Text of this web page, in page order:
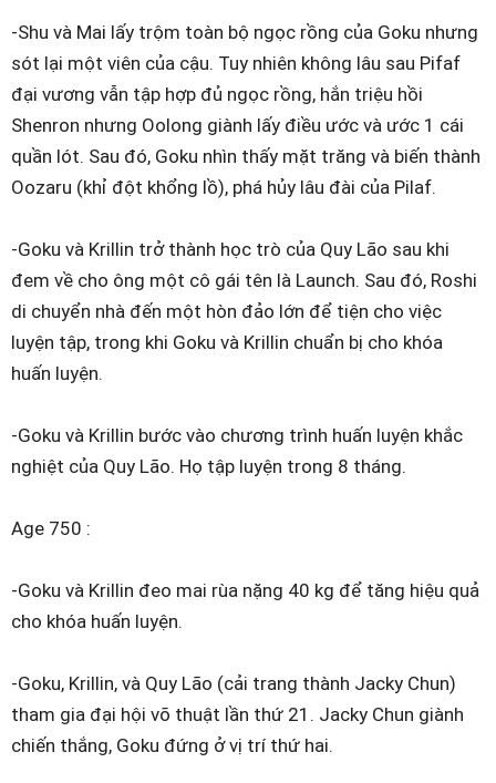
-Shu và Mai lấy trộm toàn bộ ngọc rồng của Goku nhưng
sót lại một viên của cậu. Tuy nhiên không lâu sau Pifaf
đại vương vẫn tập hợp đủ ngọc rồng, hắn triệu hồi
Shenron nhưng Oolong giành lấy điều ước và ước 1 cái
quần lót. Sau đó, Goku nhìn thấy mặt trăng và biến thành
Oozaru (khỉ đột khổng lồ), phá hủy lâu đài của Pilaf.
-Goku và Krillin trở thành học trò của Quy Lão sau khi
đem về cho ông một cô gái tên là Launch. Sau đó, Roshi
di chuyển nhà đến một hòn đảo lớn để tiện cho việc
luyện tập, trong khi Goku và Krillin chuẩn bị cho khóa
huấn luyện.
-Goku và Krillin bước vào chương trình huấn luyện khắc
nghiệt của Quy Lão. Họ tập luyện trong 8 tháng.
Age 750 :
-Goku và Krillin đeo mai rùa nặng 40 kg để tăng hiệu quả
cho khóa huấn luyện.
-Goku, Krillin, và Quy Lão (cải trang thành Jacky Chun)
tham gia đại hội võ thuật lần thứ 21. Jacky Chun giành
chiến thắng, Goku đứng ở vị trí thứ hai.